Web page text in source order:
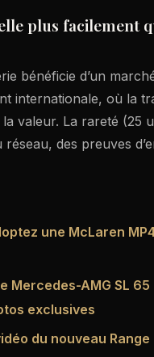
plus facilement
bénéficie d’un
internationale, où la
valeur. La rareté (25
des preuves
une McLaren
Mercedes-AMG SL 65
exclusives
du nouveau Range